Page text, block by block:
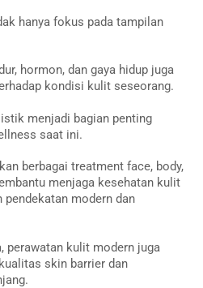
hanya fokus pada tampilan
hormon, dan gaya hidup juga
kondisi kulit seseorang.
menjadi bagian penting
saat ini.
berbagai treatment face, body,
menjaga kesehatan kulit
pendekatan modern dan
perawatan kulit modern juga
skin barrier dan